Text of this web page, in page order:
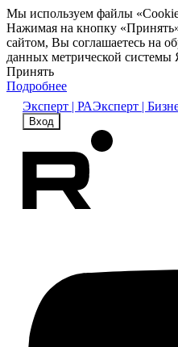
Мы используем файлы
Нажимая на кнопку
сайтом, Вы соглашаетесь на
данных метрической системы
Принять
Подробнее
Эксперт | РАЭксперт |
Вход